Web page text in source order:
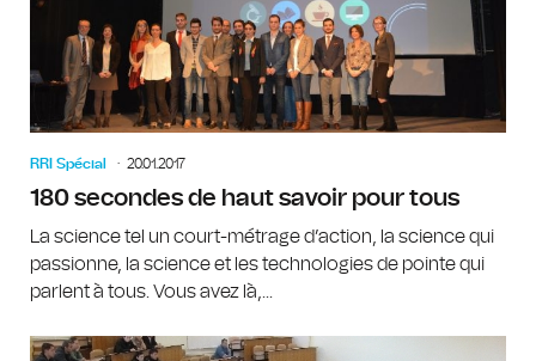
RRI Spécial 20.01.2017
180 secondes de haut savoir pour tous
La science tel un court-métrage d’action, la science qui
passionne, la science et les technologies de pointe qui
parlent à tous. Vous avez là,...